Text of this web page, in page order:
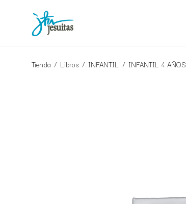
Tienda / Libros / INFANTIL / INFANTIL 4 AÑOS